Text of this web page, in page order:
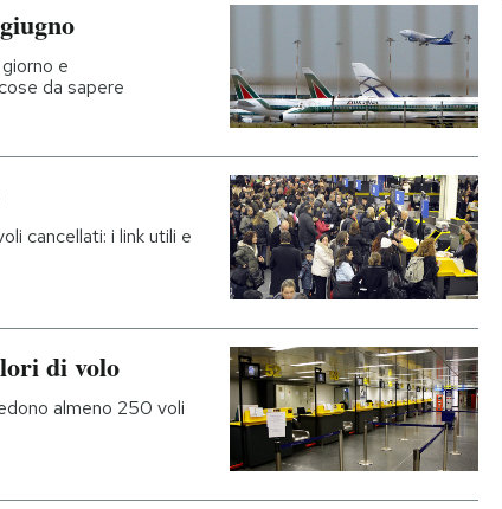
e
da sapere
cancellati: i link utili e
di volo
almeno 250 voli